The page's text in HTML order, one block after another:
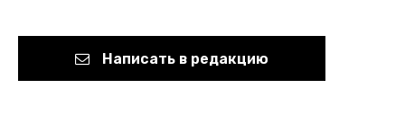
Написать в редакцию